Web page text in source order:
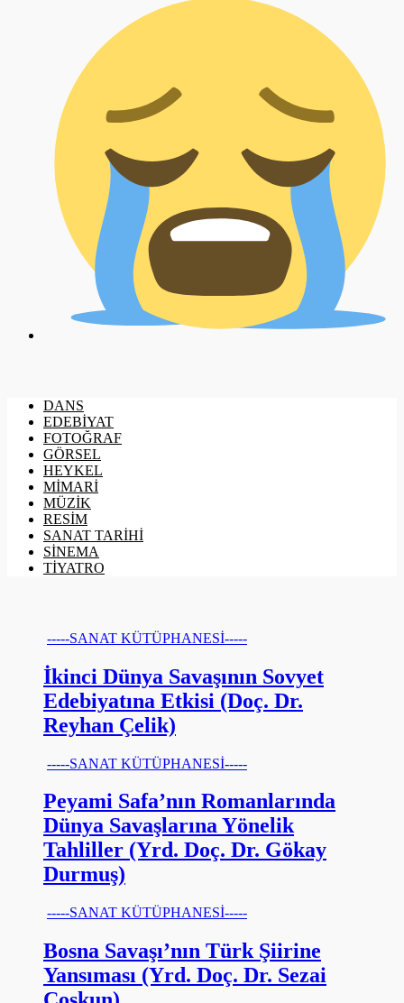
DANS
EDEBİYAT
FOTOĞRAF
GÖRSEL
HEYKEL
MİMARİ
MÜZİK
RESİM
SANAT TARİHİ
SİNEMA
TİYATRO
-----SANAT KÜTÜPHANESİ-----
İkinci Dünya Savaşının Sovyet
Edebiyatına Etkisi (Doç. Dr.
Reyhan Çelik)
-----SANAT KÜTÜPHANESİ-----
Peyami Safa’nın Romanlarında
Dünya Savaşlarına Yönelik
Tahliller (Yrd. Doç. Dr. Gökay
Durmuş)
-----SANAT KÜTÜPHANESİ-----
Bosna Savaşı’nın Türk Şiirine
Yansıması (Yrd. Doç. Dr. Sezai